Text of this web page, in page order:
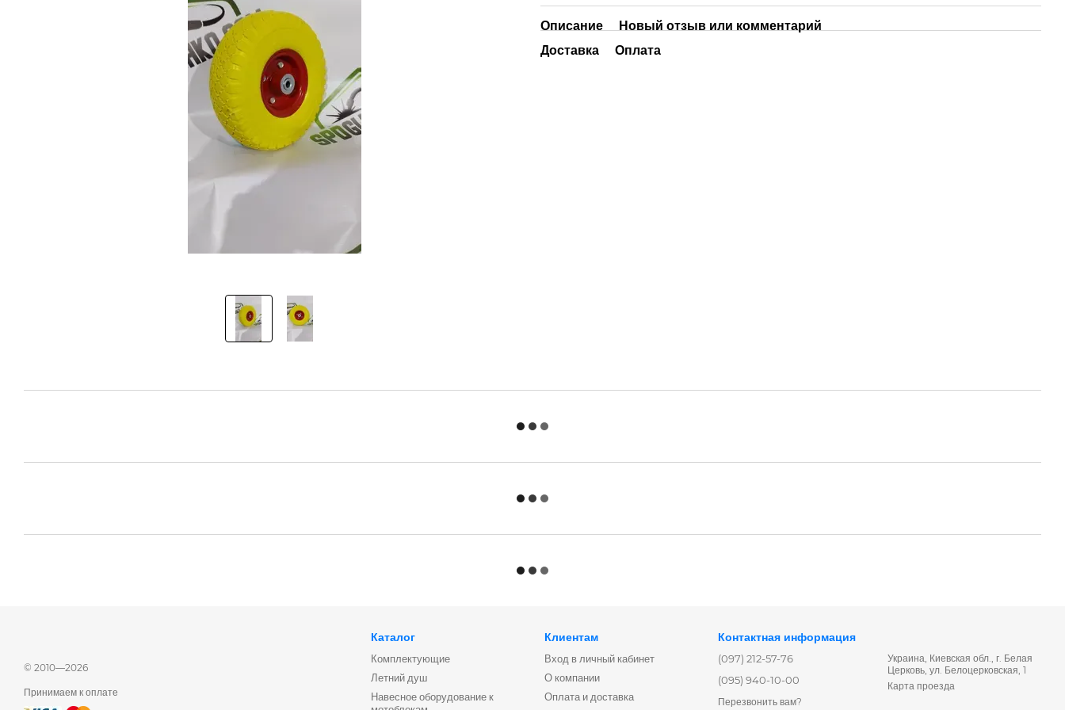
Описание
Новый отзыв или комментарий
Доставка
Оплата
© 2010—2026
Принимаем к оплате
Каталог
Комплектующие
Летний душ
Навесное оборудование к
Клиентам
Вход в личный кабинет
О компании
Оплата и доставка
Контактная информация
(097) 212-57-76
(095) 940-10-00
Перезвонить вам?
Украина, Киевская обл., г. Белая
Церковь, ул. Белоцерковская, 1
Карта проезда